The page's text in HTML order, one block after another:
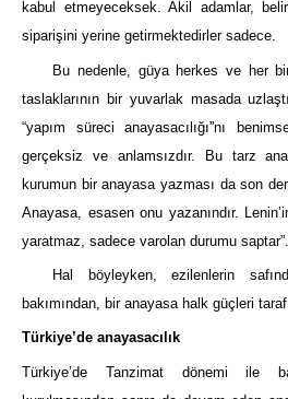
kabul etmeyeceksek. Akil adamlar,
siparişini yerine getirmektedirler sadece.
Bu nedenle, güya herkes ve her
taslaklarının bir yuvarlak masada
“yapım süreci anayasacılığı”nı
gerçeksiz ve anlamsızdır. Bu tarz
kurumun bir anayasa yazması da son
Anayasa, esasen onu yazanındır.
yaratmaz, sadece varolan durumu saptar”.
Hal böyleyken, ezilenlerin
bakımından, bir anayasa halk güçleri
Türkiye’de anayasacılık
Türkiye’de Tanzimat dönemi ile